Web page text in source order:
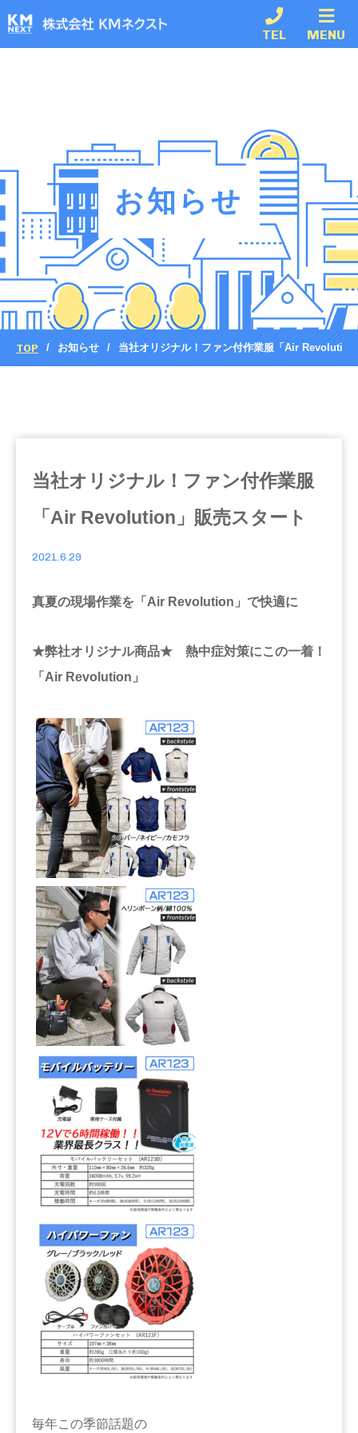
TEL MENU
お知らせ
TOP お知らせ 当社オリジナル！ファン付作業服「Air Revolution
当社オリジナル！ファン付作業服
「Air Revolution」販売スタート
2021.6.29
真夏の現場作業を「Air Revolution」で快適に
★弊社オリジナル商品★ 熱中症対策にこの一着！
「Air Revolution」
毎年この季節話題の